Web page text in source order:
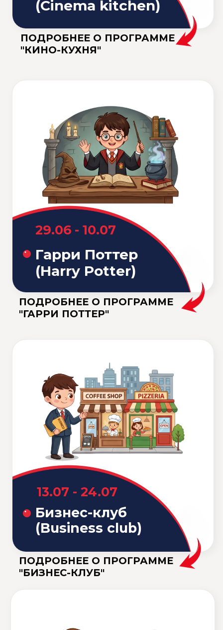
ОТЗЫВЫРОДИТЕЛЕЙ